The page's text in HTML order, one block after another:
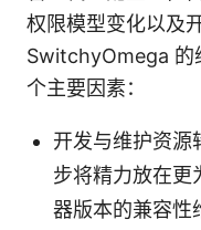
权限模型变化以及
SwitchyOmega 的
个主要因素：
开发与维护资源
步将精力放在更
器版本的兼容性